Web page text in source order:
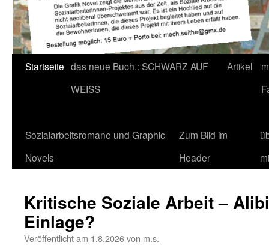
Startseite das neue Buch.: SCHWARZ AUF
WEISS
Artikel
Sozialarbeitsromane und Graphic
Novels
Zum Bild im
Header
Kritische Soziale Arbeit –
Einlage?
Veröffentlicht am 1.8.2026von m.s.